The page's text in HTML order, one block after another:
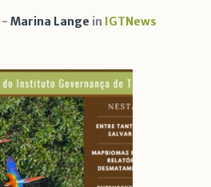
Marina Lange in IGTNews